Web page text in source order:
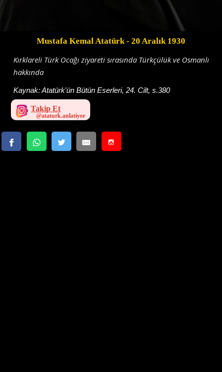
Mustafa Kemal Atatürk- 20 Aralık 1930
Kırklareli Türk Ocağı ziyareti sırasında Türkçülük ve Osmanlı
hakkında
Kaynak:Atatürk'ün Bütün Eserleri, 24. Cilt, s.380
Takip Et